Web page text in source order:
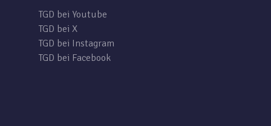
TGD bei Youtube
TGD bei X
TGD bei Instagram
TGD bei Facebook